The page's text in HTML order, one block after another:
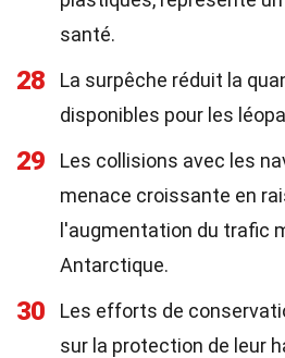
santé.
28
La surpêche réduit la
disponibles pour les
29
Les collisions avec les
menace croissante en
l'augmentation du trafic
Antarctique.
30
Les efforts de
sur la protection de leur